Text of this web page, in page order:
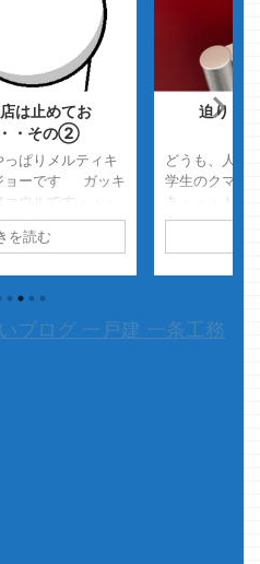
は止めてお
・その②
っぱりメルティキ
ョーです ガッキ
ァウルです・・・
ーーッ！！フ
可愛すぎっ！！
ノジョーが家を
知らない4人と ク
を読む
迫りく
どうも、人生
学生のクマノ
あ・・・トイ
ムニャム
タイトル見て